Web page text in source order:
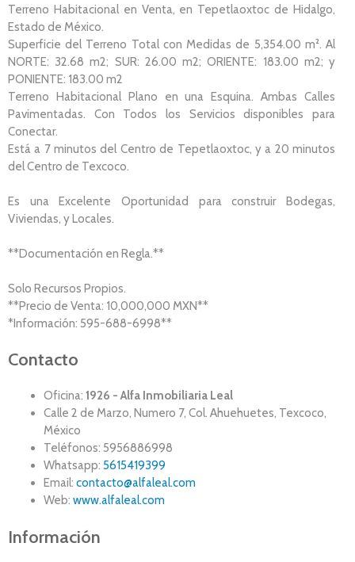
Terreno Habitacional en Venta, en Tepetlaoxtoc de Hidalgo,
Estado de México.
Superficie del Terreno Total con Medidas de 5,354.00 m². Al
NORTE: 32.68 m2; SUR: 26.00 m2; ORIENTE: 183.00 m2; y
PONIENTE: 183.00 m2
Terreno Habitacional Plano en una Esquina. Ambas Calles
Pavimentadas. Con Todos los Servicios disponibles para
Conectar.
Está a 7 minutos del Centro de Tepetlaoxtoc, y a 20 minutos
del Centro de Texcoco.
Es una Excelente Oportunidad para construir Bodegas,
Viviendas, y Locales.
**Documentación en Regla.**
Solo Recursos Propios.
**Precio de Venta: 10,000,000 MXN**
*Información: 595-688-6998**
Contacto
Oficina: 1926 - Alfa Inmobiliaria Leal
Calle 2 de Marzo, Numero 7, Col. Ahuehuetes, Texcoco,
México
Teléfonos: 5956886998
Whatsapp: 5615419399
Email: contacto@alfaleal.com
Web: www.alfaleal.com
Información